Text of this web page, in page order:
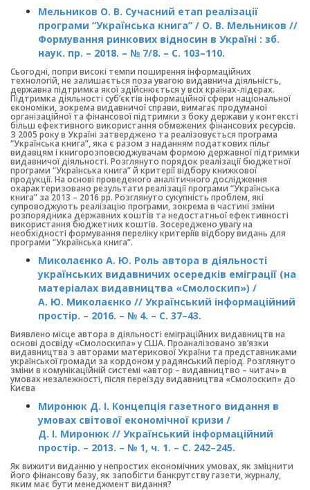
Мельников О. В. Сучасний етап реалізації
програми “Українська книга” / О. В. Мельников //
Формування ринкових відносин в Україні : зб.
наук. пр. – 2018. – № 7/8. – С. 103–110.
Сьогодні, попри високі темпи поширення інформаційних
технологій, не залишається поза увагою видавнича діяльність,
державна підтримка якої здійснюється у всіх країнах-лідерах.
Підтримка діяльності суб’єктів інформаційної сфери національної
економіки, зокрема видавничої справи, вимагає продуманої
організаційної та фінансової підтримки з боку держави у контексті
більш ефективного використання обмежених фінансових ресурсів.
З 2005 року в Україні затверджено та реалізовується програма
“Українська книга”, яка є разом з наданням податкових пільг
видавцям і книгорозповсюджувачам формою державної підтримки
видавничої діяльності. Розглянуто порядок реалізації бюджетної
програми “Українська книга” й критерії відбору книжкової
продукції. На основі проведеного аналітичного дослідження
охарактеризовано результати реалізації програми “Українська
книга” за 2013 – 2016 рр. Розглянуто сукупність проблем, які
супроводжують реалізацію програми, зокрема в частині зміни
розпорядника державних коштів та недостатньої ефективності
використання бюджетних коштів. Зосереджено увагу на
необхідності формування переліку критеріїв відбору видань для
програми “Українська книга”.
Миколаєнко А. Ю. Роль автора в діяльності
українських видавничих осередків еміграції (на
матеріалах видавництва «Смолоскип») /
А. Ю. Миколаєнко // Український інформаційний
простір. – 2016. – № 4. – С. 37–43.
Виявлено місце автора в діяльності еміграційних видавництв на
основі досвіду «Смолоскипа» у США. Проаналізовано зв’язки
видавництва з авторами материкової України та представниками
української громади за кордоном у радянський період. Розглянуто
зміни в комунікаційній системі «автор – видавництво – читач» в
умовах незалежності, після переїзду видавництва «Смолоскип» до
Києва
Миронюк Д. І. Концепція газетного видання в
умовах світової економічної кризи /
Д. І. Миронюк // Український інформаційний
простір. – 2013. – № 1, ч. 1. – С. 242–245.
Як вижити виданню у непростих економічних умовах, як зміцнити
його фінансову базу, як запобігти банкрутству газети, журналу,
яким має бути менеджмент видання?